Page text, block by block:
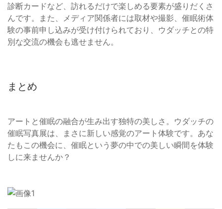
診断カードなど、訪れるだけで楽しめる要素が盛りだくさ
んです。また、メディア関係者には取材や撮影、催眠術体
験の事前申し込みが受け付けられており、ウダッチとの特
別な交流の機会も逃せません。
まとめ
アートと催眠の融合が生み出す独特の美しさ。ウダッチの
催眠写真展は、まさに新しい感覚のアート体験です。あな
たもこの機会に、催眠という夢の中での美しい瞬間を体験
しに来ませんか？